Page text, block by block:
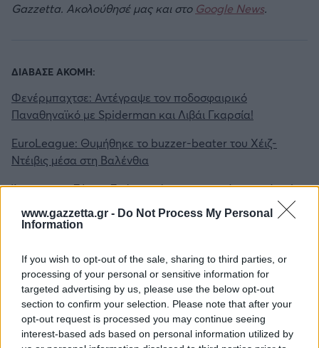
www.gazzetta.gr - Do Not Process My Personal
Information
If you wish to opt-out of the sale, sharing to third parties, or
processing of your personal or sensitive information for
targeted advertising by us, please use the below opt-out
section to confirm your selection. Please note that after your
opt-out request is processed you may continue seeing
interest-based ads based on personal information utilized by
Gazzetta. Ακολούθησέ μας και στο Google News.
ΔΙΑΒΑΣΕ ΑΚΟΜΗ:
Φενέρμπαχτσε: Αντέγραψε τον ποδοσφαιρικό
Παναθηναϊκό με Spiderman και Λιβάι Γκαρσία!
EuroLeague: Θυμήθηκε το buzzer-beater του Χέιζ-
Ντέιβις μέσα στη Βαλένθια
Άταμαν στη Σύμη: «Σπάει» πιάτα σε γνωστό εστιατόριο!
Tags: ΒΑΘΜΟΛΟΓΙΑ